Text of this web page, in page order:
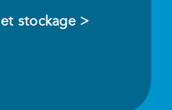
stockage >